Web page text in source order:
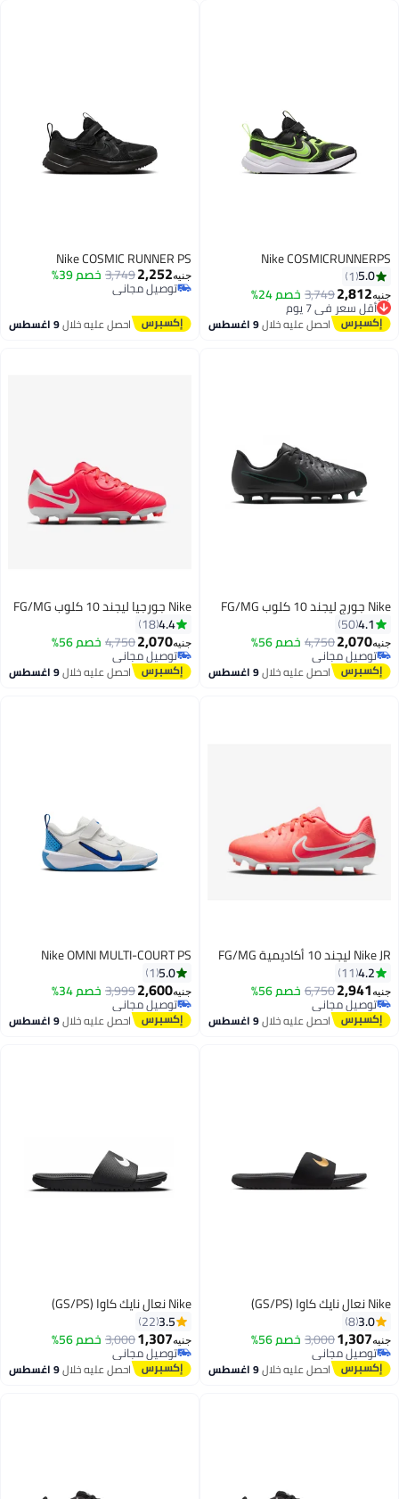
Nike COSMICRUNNERPS
5.0
1
جنيه2,812
3,749خصم 24% أقل سعر في 7 يوم
توصيل مجاني
أقل سعر في 7 يوماحصل عليه خلال9 اغسطس
Nike COSMIC RUNNER PS
جنيه2,252
3,749خصم 39%
توصيل مجاني
توصيل مجاني
احصل عليه خلال9 اغسطس
4
Nike جورج ليجند 10 كلوب FG/MG
4.1
50
جنيه2,070
4,750خصم 56%
توصيل مجاني
توصيل مجانياحصل عليه خلال9 اغسطس
Nike جورجيا ليجند 10 كلوب FG/MG
4.4
18
جنيه2,070
4,750خصم 56%
توصيل مجاني
توصيل مجانياحصل عليه خلال9 اغسطس
Nike JR ليجند 10 أكاديمية FG/MG
4.2
11
جنيه2,941
6,750خصم 56%
توصيل مجاني
توصيل مجانياحصل عليه خلال9 اغسطس
Nike OMNI MULTI-COURT PS
5.0
1
جنيه2,600
3,999خصم 34%
توصيل مجاني
توصيل مجانياحصل عليه خلال9 اغسطس
Nike نعال نايك كاوا (GS/PS)
3.0
8
جنيه1,307
3,000خصم 56%
توصيل مجاني
توصيل مجانياحصل عليه خلال9 اغسطس
Nike نعال نايك كاوا (GS/PS)
3.5
22
جنيه1,307
3,000خصم 56% توصيل مجاني
بتخلّص بسرعة
توصيل مجانياحصل عليه خلال9 اغسطس